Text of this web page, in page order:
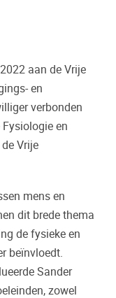
aan de Vrije
en
verbonden
en
Vrije
mens en
dit brede thema
de fysieke en
beïnvloedt.
Sander
zowel